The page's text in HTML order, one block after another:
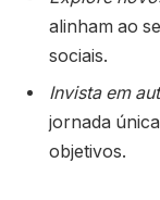
alinham ao
sociais.
Invista em
jornada
objetivos.